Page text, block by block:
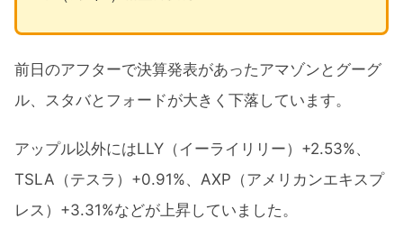
前日のアフターで決算発表があったアマゾンとグーグ
ル、スタバとフォードが大きく下落しています。
アップル以外にはLLY（イーライリリー）+2.53%、
TSLA（テスラ）+0.91%、AXP（アメリカンエキスプ
レス）+3.31%などが上昇していました。